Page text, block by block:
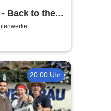
Back to the
2026
20:00 Uhr